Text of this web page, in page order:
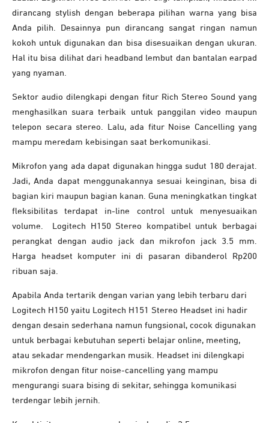
dirancang stylish dengan beberapa pilihan warna yang bisa
Anda pilih. Desainnya pun dirancang sangat ringan namun
kokoh untuk digunakan dan bisa disesuaikan dengan ukuran.
Hal itu bisa dilihat dari headband lembut dan bantalan earpad
yang nyaman.
Sektor audio dilengkapi dengan fitur Rich Stereo Sound yang
menghasilkan suara terbaik untuk panggilan video maupun
telepon secara stereo. Lalu, ada fitur Noise Cancelling yang
mampu meredam kebisingan saat berkomunikasi.
Mikrofon yang ada dapat digunakan hingga sudut 180 derajat.
Jadi, Anda dapat menggunakannya sesuai keinginan, bisa di
bagian kiri maupun bagian kanan. Guna meningkatkan tingkat
fleksibilitas terdapat in-line control untuk menyesuaikan
volume. Logitech H150 Stereo kompatibel untuk berbagai
perangkat dengan audio jack dan mikrofon jack 3.5 mm.
Harga headset komputer ini di pasaran dibanderol Rp200
ribuan saja.
Apabila Anda tertarik dengan varian yang lebih terbaru dari
Logitech H150 yaitu Logitech H151 Stereo Headset ini hadir
dengan desain sederhana namun fungsional, cocok digunakan
untuk berbagai kebutuhan seperti belajar online, meeting,
atau sekadar mendengarkan musik. Headset ini dilengkapi
mikrofon dengan fitur noise-cancelling yang mampu
mengurangi suara bising di sekitar, sehingga komunikasi
terdengar lebih jernih.